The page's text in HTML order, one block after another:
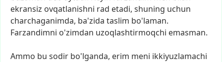
ekransiz ovqatlanishni rad etadi, shuning uchun
charchaganimda, ba'zida taslim bo'laman.
Farzandimni o'zimdan uzoqlashtirmoqchi emasman.
Ammo bu sodir bo'lganda, erim meni ikkiyuzlamachi